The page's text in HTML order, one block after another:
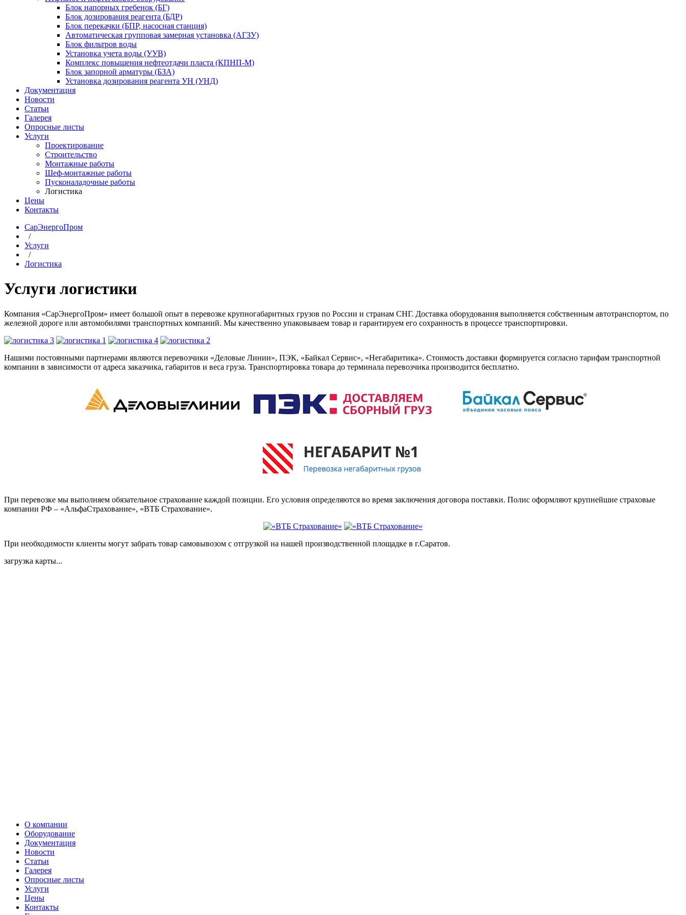
Блок напорных гребенок (БГ)
Блок дозирования реагента (БДР)
Блок перекачки (БПР, насосная станция)
Автоматическая групповая замерная установка (АГЗУ)
Блок фильтров воды
Установка учета воды (УУВ)
Комплекс повышения нефтеотдачи пласта (КПНП-М)
Блок запорной арматуры (БЗА)
Установка дозирования реагента УН (УНД)
Документация
Новости
Статьи
Галерея
Опросные листы
Услуги
Проектирование
Строительство
Монтажные работы
Шеф-монтажные работы
Пусконаладочные работы
Логистика
Цены
Контакты
СарЭнергоПром
/
Услуги
/
Логистика
Услуги логистики
Компания «СарЭнергоПром» имеет большой опыт в перевозке крупногабаритных грузов по России и странам СНГ. Доставка оборудования выполняется собственным автотранспортом, по
железной дороге или автомобилями транспортных компаний. Мы качественно упаковываем товар и гарантируем его сохранность в процессе транспортировки.
Нашими постоянными партнерами являются перевозчики «Деловые Линии», ПЭК, «Байкал Сервис», «Негабаритика». Стоимость доставки формируется согласно тарифам транспортной
компании в зависимости от адреса заказчика, габаритов и веса груза. Транспортировка товара до терминала перевозчика производится бесплатно.
При перевозке мы выполняем обязательное страхование каждой позиции. Его условия определяются во время заключения договора поставки. Полис оформляют крупнейшие страховые
компании РФ – «АльфаСтрахование», «ВТБ Страхование».
При необходимости клиенты могут забрать товар самовывозом с отгрузкой на нашей производственной площадке в г.Саратов.
загрузка карты...
О компании
Оборудование
Документация
Новости
Статьи
Галерея
Опросные листы
Услуги
Цены
Контакты